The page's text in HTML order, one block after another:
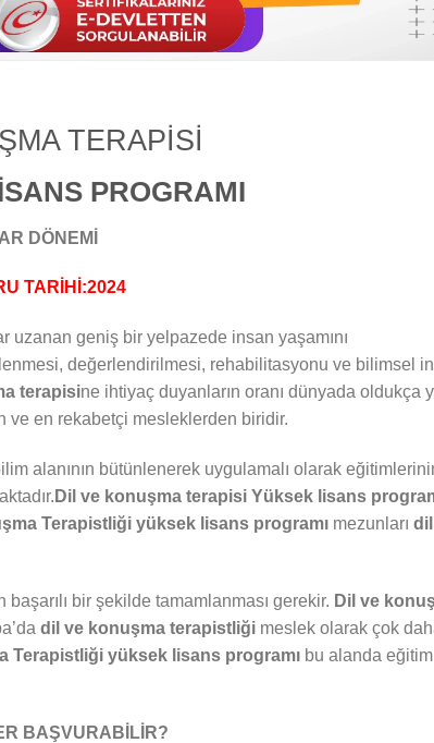
TERAPİSİ
PROGRAMI
DÖNEMİ
TARİHİ:2024
uzanan geniş bir yelpazede insan yaşamını
değerlendirilmesi, rehabilitasyonu ve bilimsel
terapisine ihtiyaç duyanların oranı dünyada oldukça
en rekabetçi mesleklerden biridir.
alanının bütünlenerek uygulamalı olarak
Dil ve konuşma terapisi Yüksek lisans
Terapistliği yüksek lisans programı mezunları
başarılı bir şekilde tamamlanması gerekir. Dil ve
dil ve konuşma terapistliği meslek olarak çok
Terapistliği yüksek lisans programı bu alanda eğitim
BAŞVURABİLİR?